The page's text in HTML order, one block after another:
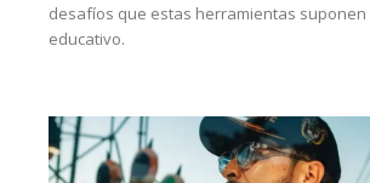
desafíos que estas herramientas suponen
educativo.